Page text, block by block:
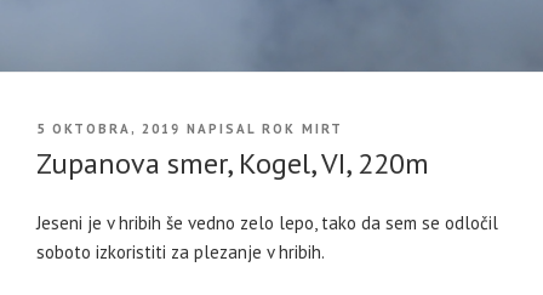
OBJAVLJENO
5 OKTOBRA, 2019 NAPISAL ROK MIRT
Zupanova smer, Kogel, VI, 220m
Jeseni je v hribih še vedno zelo lepo, tako da sem se odločil
soboto izkoristiti za plezanje v hribih.